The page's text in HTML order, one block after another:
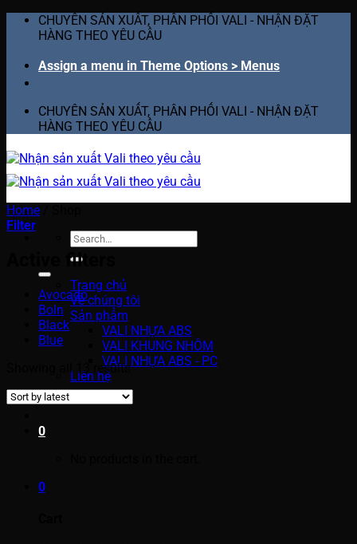
Skip
CHUYÊN SẢN XUẤT, PHÂN PHỐI VALI - NHẬN ĐẶT
HÀNG THEO YÊU CẦU
Assign a menu in Theme Options > Menus
CHUYÊN SẢN XUẤT, PHÂN PHỐI VALI - NHẬN ĐẶT
HÀNG THEO YÊU CẦU
Search
for:
Trang chủ
Về chúng tôi
Sản phẩm
VALI NHỰA ABS
VALI KHUNG NHÔM
VALI NHỰA ABS - PC
Liên hệ
0
0
Home
Filter
Active filters
Avocado
Boln
Black
Blue
Showing all 13 results